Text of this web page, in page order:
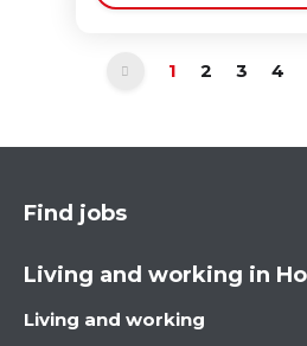
1 2 3 4
Find jobs
Living and working in
Living and working